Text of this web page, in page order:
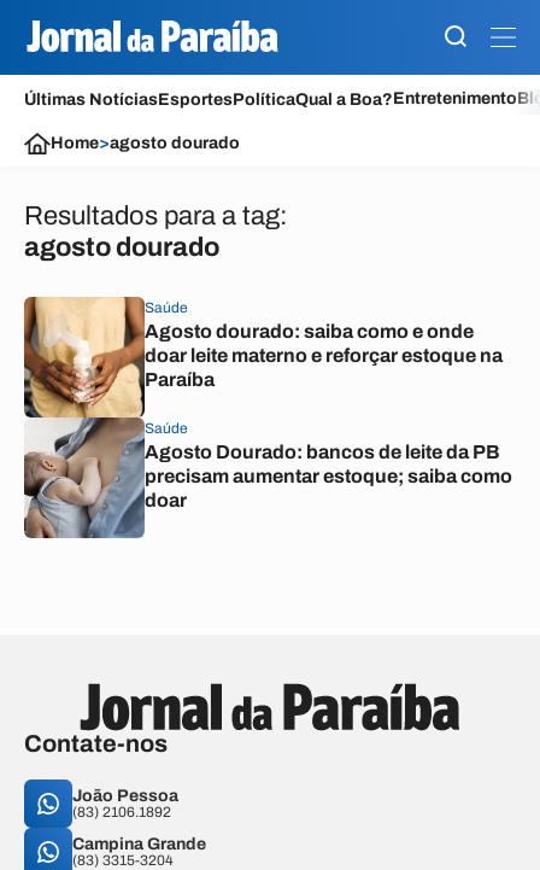
Últimas NotíciasEsportesPolíticaQual a Boa?Entretenimento
Home>agosto dourado
Resultados para a tag:
agosto dourado
Saúde
Agosto dourado: saiba como e onde
doar leite materno e reforçar estoque na
Paraíba
Saúde
Agosto Dourado: bancos de leite da PB
precisam aumentar estoque; saiba como
doar
Contate-nos
João Pessoa
(83) 2106.1892
Campina Grande
(83) 3315-3204